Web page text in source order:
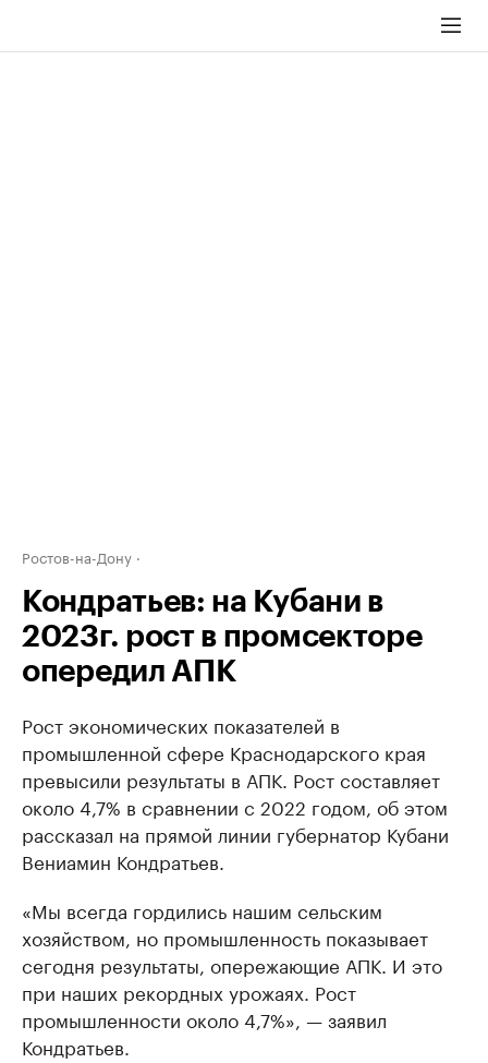
Ростов-на-Дону
Кондратьев: на Кубани в
2023г. рост в промсекторе
опередил АПК
Рост экономических показателей в
промышленной сфере Краснодарского края
превысили результаты в АПК. Рост составляет
около 4,7% в сравнении с 2022 годом, об этом
рассказал на прямой линии губернатор Кубани
Вениамин Кондратьев.
«Мы всегда гордились нашим сельским
хозяйством, но промышленность показывает
сегодня результаты, опережающие АПК. И это
при наших рекордных урожаях. Рост
промышленности около 4,7%», — заявил
Кондратьев.